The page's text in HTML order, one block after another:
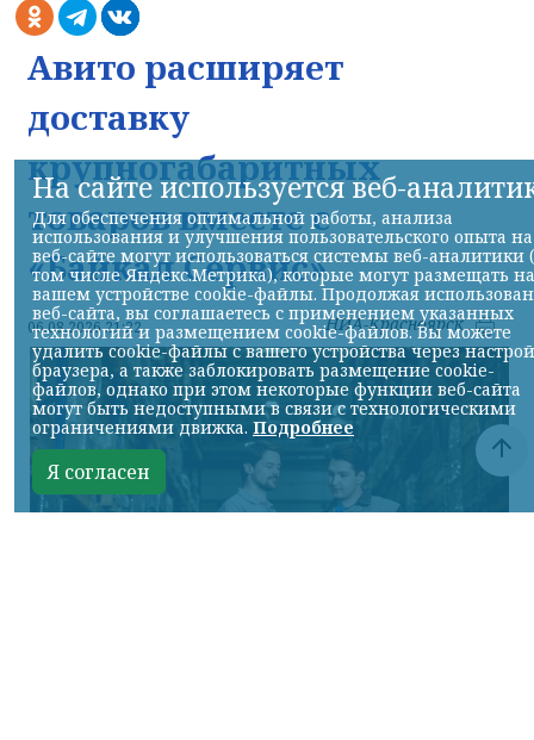
Авито расширяет
доставку
крупногабаритных
товаров вместе с
«Байкал Сервис»
06.08.2026 21:22 НИА-Красноярск
На сайте используется веб-
Для обеспечения оптимальной работы, анализа
использования и улучшения пользовательского опыта на
веб-сайте могут использоваться системы веб-аналитики
том числе Яндекс.Метрика), которые могут размещать на
вашем устройстве cookie-файлы. Продолжая
веб-сайта, вы соглашаетесь с применением указанных
технологий и размещением cookie-файлов. Вы можете
удалить cookie-файлы с вашего устройства через
браузера, а также заблокировать размещение cookie-
файлов, однако при этом некоторые функции веб-сайта
могут быть недоступными в связи с технологическими
ограничениями движка. Подробнее
Я согласен